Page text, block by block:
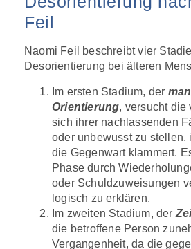
Feil
Naomi Feil beschreibt vier
Desorientierung bei älteren
Im ersten Stadium, der
Orientierung, versucht die
sich ihrer nachlassenden
oder unbewusst zu stellen,
die Gegenwart klammert.
Phase durch
oder Schuldzuweisungen
logisch zu erklären.
Im zweiten Stadium, der
die betroffene Person
Vergangenheit, da die